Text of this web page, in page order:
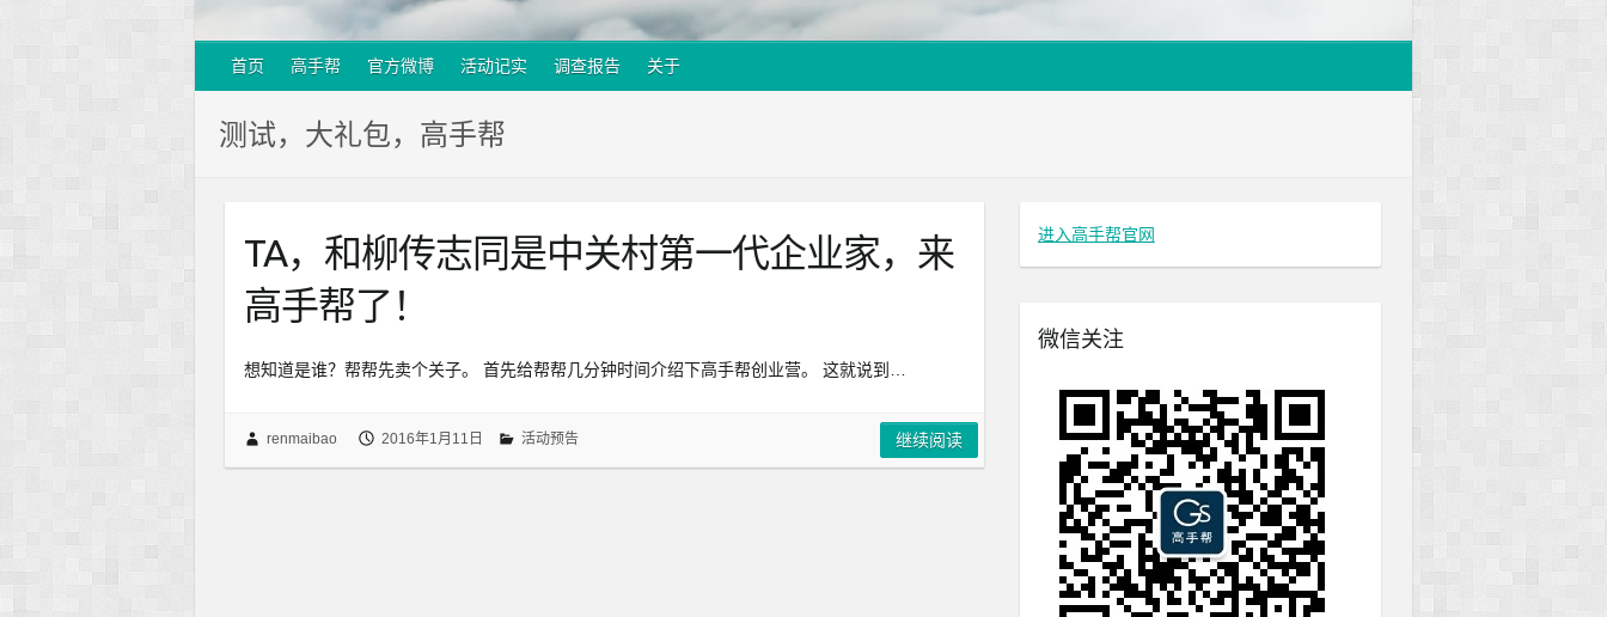
首页 高手帮 官方微博 活动记实 调查报告 关于
测试，大礼包，高手帮
TA，和柳传志同是中关村第一代企业家，来
高手帮了！
想知道是谁？帮帮先卖个关子。 首先给帮帮几分钟时间介绍下高手帮创业营。 这就说到…
renmaibao 2016年1月11日 活动预告 继续阅读
进入高手帮官网
微信关注